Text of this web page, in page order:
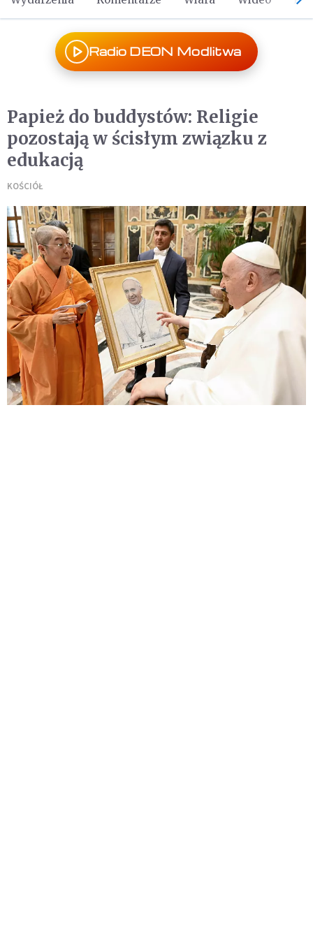
Radio DEON Modlitwa
Papież do buddystów: Religie
pozostają w ścisłym związku z
edukacją
KOŚCIÓŁ